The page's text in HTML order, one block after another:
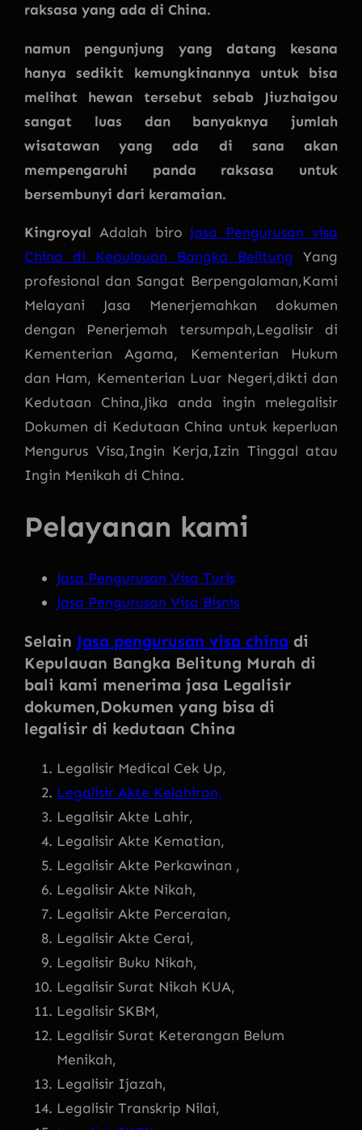
raksasa yang ada di China.
namun pengunjung yang datang kesana
hanya sedikit kemungkinannya untuk bisa
melihat hewan tersebut sebab Jiuzhaigou
sangat luas dan banyaknya jumlah
wisatawan yang ada di sana akan
mempengaruhi panda raksasa untuk
bersembunyi dari keramaian.
Kingroyal Adalah birojasa Pengurusan visa
China di Kepulauan Bangka Belitung Yang
profesional dan Sangat Berpengalaman,Kami
Melayani Jasa Menerjemahkan dokumen
dengan Penerjemah tersumpah,Legalisir di
Kementerian Agama, Kementerian Hukum
dan Ham, Kementerian Luar Negeri,dikti dan
Kedutaan China,Jika anda ingin melegalisir
Dokumen di Kedutaan China untuk keperluan
Mengurus Visa,Ingin Kerja,Izin Tinggal atau
Ingin Menikah di China.
Pelayanan kami
Jasa Pengurusan Visa Turis
Jasa Pengurusan Visa Bisnis
Selain Jasa pengurusan visa china di
Kepulauan Bangka Belitung Murah di
bali kami menerima jasa Legalisir
dokumen,Dokumen yang bisa di
legalisir di kedutaan China
Legalisir Medical Cek Up,
Legalisir Akte Kelahiran,
Legalisir Akte Lahir,
Legalisir Akte Kematian,
Legalisir Akte Perkawinan ,
Legalisir Akte Nikah,
Legalisir Akte Perceraian,
Legalisir Akte Cerai,
Legalisir Buku Nikah,
Legalisir Surat Nikah KUA,
Legalisir SKBM,
Legalisir Surat Keterangan Belum
Menikah,
Legalisir Ijazah,
Legalisir Transkrip Nilai,